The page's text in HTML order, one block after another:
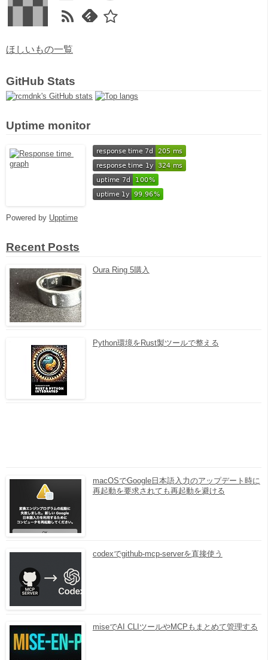
ほしいもの一覧
GitHub Stats
Uptime monitor
Powered by Upptime
Recent Posts
Oura Ring 5購入
Python環境をRust製ツールで整える
macOSでGoogle日本語入力のアップデート時に
再起動を要求されても再起動を避ける
codexでgithub-mcp-serverを直接使う
miseでAI CLIツールやMCPもまとめて管理する